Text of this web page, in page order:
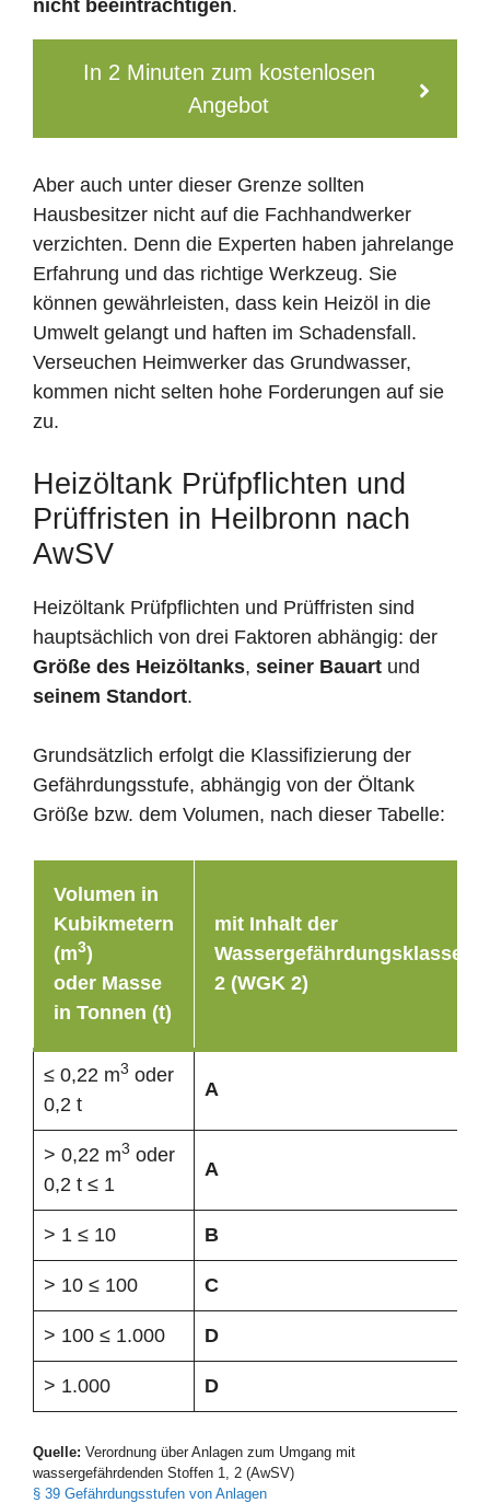
nicht beeinträchtigen.
In 2 Minuten zum kostenlosen
Angebot
Aber auch unter dieser Grenze sollten
Hausbesitzer nicht auf die Fachhandwerker
verzichten. Denn die Experten haben jahrelange
Erfahrung und das richtige Werkzeug. Sie
können gewährleisten, dass kein Heizöl in die
Umwelt gelangt und haften im Schadensfall.
Verseuchen Heimwerker das Grundwasser,
kommen nicht selten hohe Forderungen auf sie
zu.
Heizöltank Prüfpflichten und
Prüffristen in Heilbronn nach
AwSV
Heizöltank Prüfpflichten und Prüffristen sind
hauptsächlich von drei Faktoren abhängig: der
Größe des Heizöltanks, seiner Bauart und
seinem Standort.
Grundsätzlich erfolgt die Klassifizierung der
Gefährdungsstufe, abhängig von der Öltank
Größe bzw. dem Volumen, nach dieser Tabelle:
Volumen in
Kubikmetern
(m3)
oder Masse
in Tonnen (t)
mit Inhalt der
Wassergefährdungsklasse
2 (WGK 2)
≤ 0,22 m3 oder
0,2 t
A
> 0,22 m3 oder
0,2 t ≤ 1
A
> 1 ≤ 10 B
> 10 ≤ 100 C
> 100 ≤ 1.000 D
> 1.000 D
Quelle: Verordnung über Anlagen zum Umgang mit
wassergefährdenden Stoffen 1, 2 (AwSV)
§ 39 Gefährdungsstufen von Anlagen